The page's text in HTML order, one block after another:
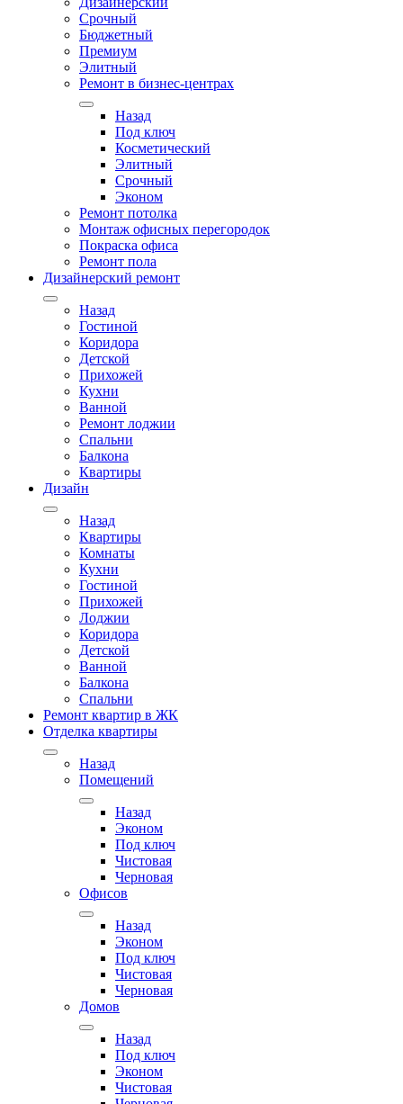
Срочный
Бюджетный
Премиум
Элитный
Ремонт в бизнес-центрах
Назад
Под ключ
Косметический
Элитный
Срочный
Эконом
Ремонт потолка
Монтаж офисных перегородок
Покраска офиса
Ремонт пола
Дизайнерский ремонт
Назад
Гостиной
Коридора
Детской
Прихожей
Кухни
Ванной
Ремонт лоджии
Спальни
Балкона
Квартиры
Дизайн
Назад
Квартиры
Комнаты
Кухни
Гостиной
Прихожей
Лоджии
Коридора
Детской
Ванной
Балкона
Спальни
Ремонт квартир в ЖК
Отделка квартиры
Назад
Помещений
Назад
Эконом
Под ключ
Чистовая
Черновая
Офисов
Назад
Эконом
Под ключ
Чистовая
Черновая
Домов
Назад
Под ключ
Эконом
Чистовая